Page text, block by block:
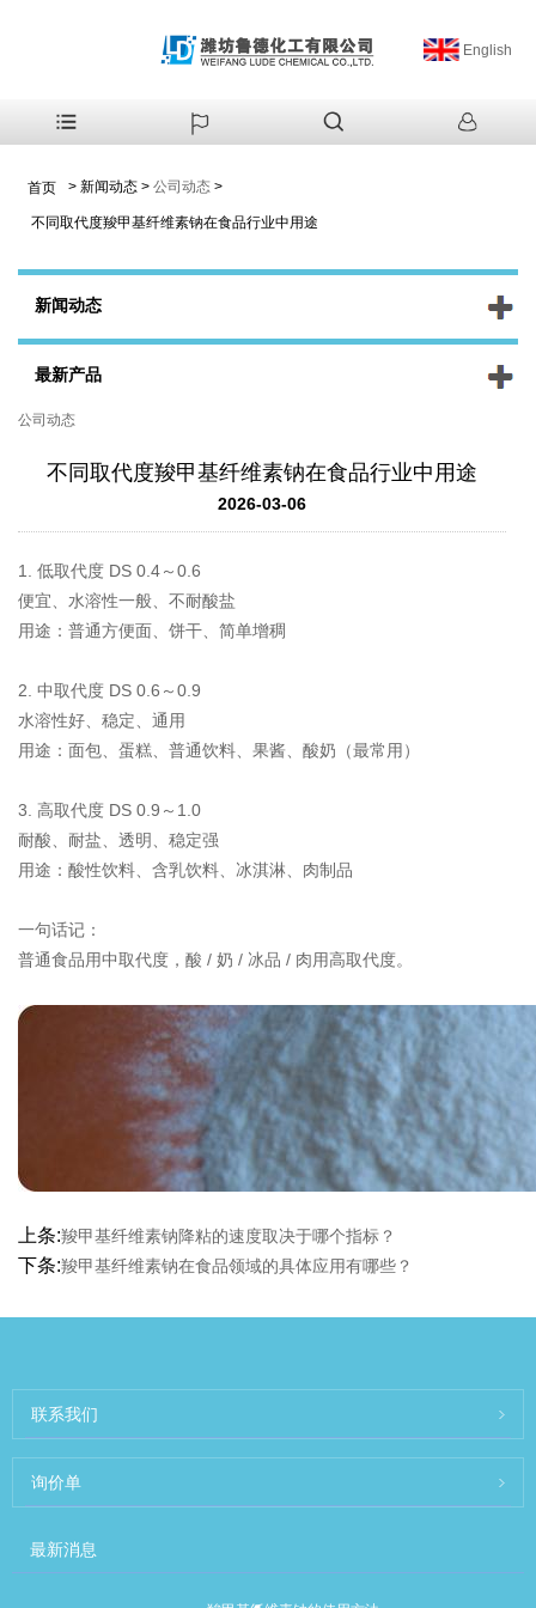
English
首页 > 新闻动态 > 公司动态 >
不同取代度羧甲基纤维素钠在食品行业中用途
新闻动态
最新产品
公司动态
不同取代度羧甲基纤维素钠在食品行业中用途
2026-03-06
1. 低取代度 DS 0.4～0.6
便宜、水溶性一般、不耐酸盐
用途：普通方便面、饼干、简单增稠
2. 中取代度 DS 0.6～0.9
水溶性好、稳定、通用
用途：面包、蛋糕、普通饮料、果酱、酸奶（最常用）
3. 高取代度 DS 0.9～1.0
耐酸、耐盐、透明、稳定强
用途：酸性饮料、含乳饮料、冰淇淋、肉制品
一句话记：
普通食品用中取代度，酸 / 奶 / 冰品 / 肉用高取代度。
上条:羧甲基纤维素钠降粘的速度取决于哪个指标？
下条:羧甲基纤维素钠在食品领域的具体应用有哪些？
联系我们
询价单
最新消息